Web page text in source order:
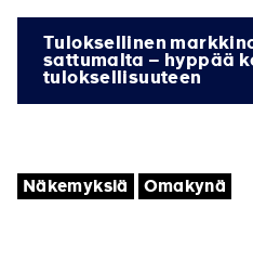
Tuloksellinen
sattumalta – hyppää
tuloksellisuuteen
Tagit
Näkemyksiä Omakynä